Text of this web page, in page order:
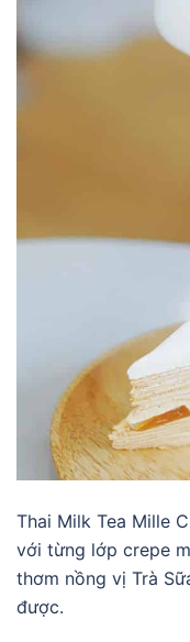
Thai Milk Tea Mille
với từng lớp crepe
thơm nồng vị Trà
được.